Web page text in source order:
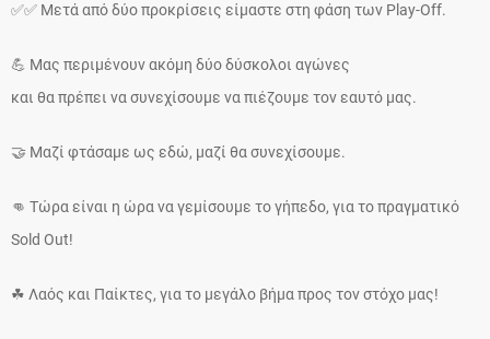
✅✅ Μετά από δύο προκρίσεις είμαστε στη φάση των Play-Off.
💪 Μας περιμένουν ακόμη δύο δύσκολοι αγώνες
και θα πρέπει να συνεχίσουμε να πιέζουμε τον εαυτό μας.
🤝 Μαζί φτάσαμε ως εδώ, μαζί θα συνεχίσουμε.
👊 Τώρα είναι η ώρα να γεμίσουμε το γήπεδο, για το πραγματικό
Sold Out!
☘ Λαός και Παίκτες, για το μεγάλο βήμα προς τον στόχο μας!